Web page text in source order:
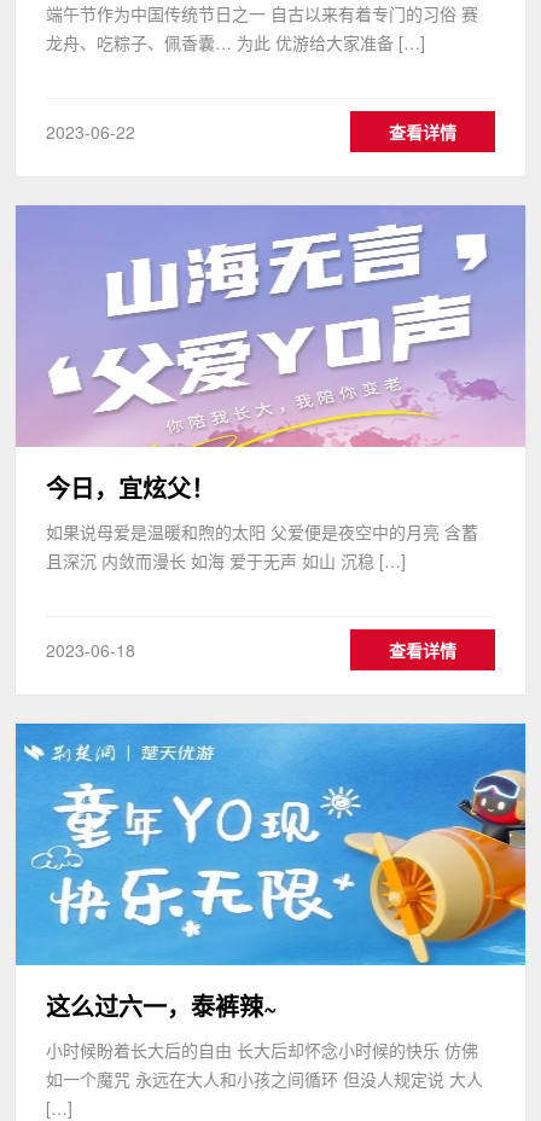
端午节作为中国传统节日之一 自古以来有着专门的习俗 赛
龙舟、吃粽子、佩香囊… 为此 优游给大家准备 […]
2023-06-22 查看详情
今日，宜炫父！
如果说母爱是温暖和煦的太阳 父爱便是夜空中的月亮 含蓄
且深沉 内敛而漫长 如海 爱于无声 如山 沉稳 […]
2023-06-18 查看详情
这么过六一，泰裤辣~
小时候盼着长大后的自由 长大后却怀念小时候的快乐 仿佛
如一个魔咒 永远在大人和小孩之间循环 但没人规定说 大人
[…]